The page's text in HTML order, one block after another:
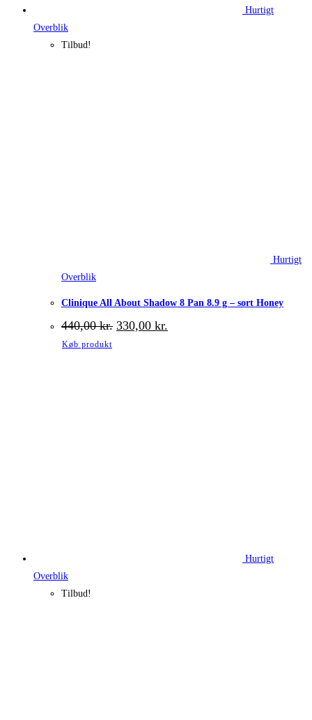
Hurtigt
Overblik
Tilbud!
Hurtigt
Overblik
Clinique All About Shadow 8 Pan 8.9 g – sort Honey
440,00kr. Den
oprindelige
330,00 kr.
Køb produkt
Hurtigt
Overblik
Tilbud!